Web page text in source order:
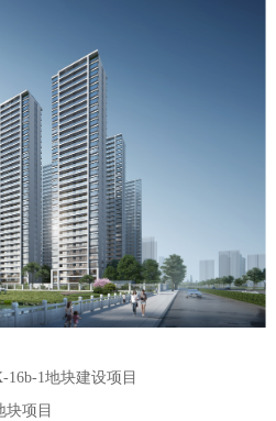
16b-1地块建设项目
块项目